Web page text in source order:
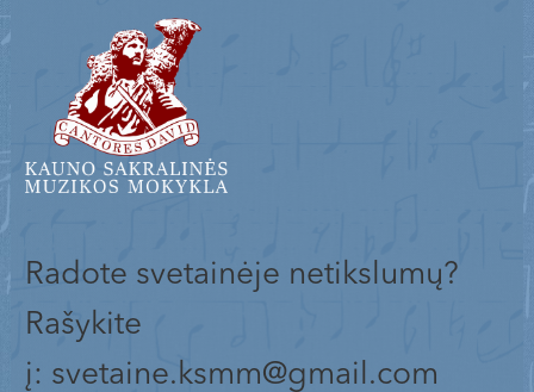
Radote svetainėje netikslumų?
Rašykite
į: svetaine.ksmm@gmail.com